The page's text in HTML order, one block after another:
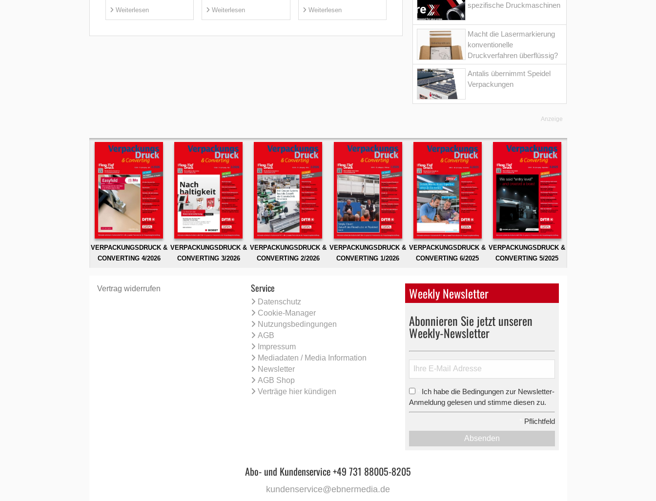
Weiterlesen Weiterlesen Weiterlesen
spezifische Druckmaschinen
Macht die Lasermarkierung
konventionelle
Druckverfahren überflüssig?
Antalis übernimmt Speidel
Verpackungen
Anzeige
VERPACKUNGSDRUCK &
CONVERTING 4/2026
VERPACKUNGSDRUCK &
CONVERTING 3/2026
VERPACKUNGSDRUCK &
CONVERTING 2/2026
VERPACKUNGSDRUCK &
CONVERTING 1/2026
VERPACKUNGSDRUCK &
CONVERTING 6/2025
VERPACKUNGSDRUCK &
CONVERTING 5/2025
Vertrag widerrufen Service
Datenschutz
Cookie-Manager
Nutzungsbedingungen
AGB
Impressum
Mediadaten / Media Information
Newsletter
AGB Shop
Verträge hier kündigen
Weekly Newsletter
Abonnieren Sie jetzt unseren
Weekly-Newsletter
Ich habe die Bedingungen zur Newsletter-
Anmeldung gelesen und stimme diesen zu.
Pflichtfeld
Absenden
Abo- und Kundenservice +49 731 88005-8205
kundenservice@ebnermedia.de